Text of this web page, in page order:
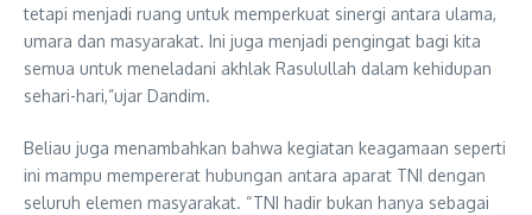
tetapi menjadi ruang untuk memperkuat sinergi antara ulama,
umara dan masyarakat. Ini juga menjadi pengingat bagi kita
semua untuk meneladani akhlak Rasulullah dalam kehidupan
sehari-hari,”ujar Dandim.
Beliau juga menambahkan bahwa kegiatan keagamaan seperti
ini mampu mempererat hubungan antara aparat TNI dengan
seluruh elemen masyarakat. “TNI hadir bukan hanya sebagai